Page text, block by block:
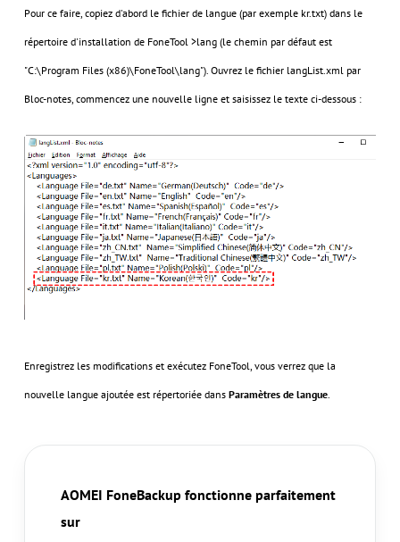
Pour ce faire, copiez d'abord le fichier de langue (par exemple kr.txt) dans le
répertoire d'installation de FoneTool >lang (le chemin par défaut est
"C:\Program Files (x86)\FoneTool\lang"). Ouvrez le fichier langList.xml par
Bloc-notes, commencez une nouvelle ligne et saisissez le texte ci-dessous :
Enregistrez les modifications et exécutez FoneTool, vous verrez que la
nouvelle langue ajoutée est répertoriée dans Paramètres de langue.
AOMEI FoneBackup fonctionne parfaitement
sur